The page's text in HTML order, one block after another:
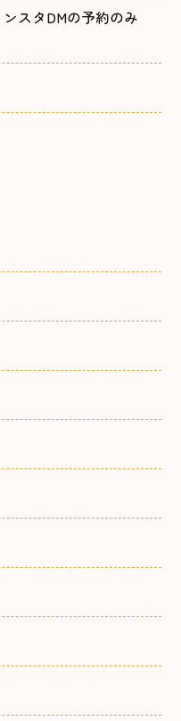
ンスタDMの予約のみ